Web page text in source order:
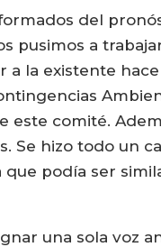
del
pusimos a
la existente hace
este comité.
Se hizo todo un
podía ser
una sola voz